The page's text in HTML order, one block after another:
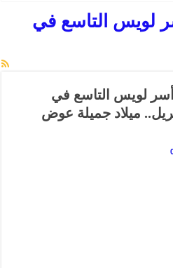
حياة متكاملة
المكان إلى بطل في روايات مريم عبد العزيز؟
المكان إلى بطل في روايات مريم عبد العزيز؟
المنسي إلى الضوء
الكتب شغف المصريين بكرة القدم؟
لويس التاسع في
(6 أبريل): أسر لويس التاسع في
أحداث 6 أبريل.. ميلاد جميلة عوض